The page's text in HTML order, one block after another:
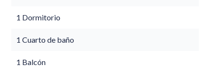
1 Dormitorio
1 Cuarto de baño
1 Balcón